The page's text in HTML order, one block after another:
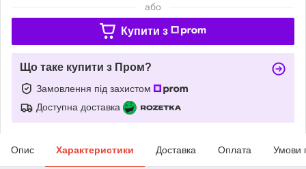
або
Купити з
Що таке купити з Пром?
Замовлення під захистом
Доступна доставка
Опис Характеристики Доставка Оплата Умови